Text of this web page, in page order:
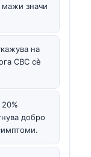
мажи значи
на
CBC сè
добро